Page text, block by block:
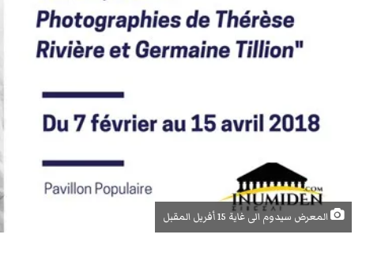
المعرض سيدوم الى غاية 15 أفريل المقبل